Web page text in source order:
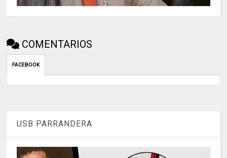
COMENTARIOS
FACEBOOK
USB PARRANDERA